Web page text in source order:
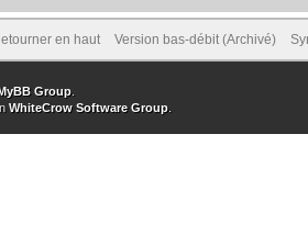
en haut Version bas-débit (Archivé)
Group
WhiteCrow Software Group